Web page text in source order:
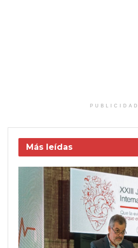
PUBLICIDAD
Más leídas